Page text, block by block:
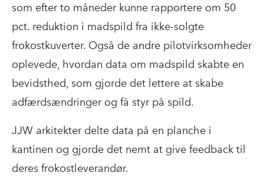
som efter to måneder kunne rapportere om 50
pct. reduktion i madspild fra ikke-solgte
frokostkuverter. Også de andre pilotvirksomheder
oplevede, hvordan data om madspild skabte en
bevidsthed, som gjorde det lettere at skabe
adfærdsændringer og få styr på spild.
JJW arkitekter delte data på en planche i
kantinen og gjorde det nemt at give feedback til
deres frokostleverandør.